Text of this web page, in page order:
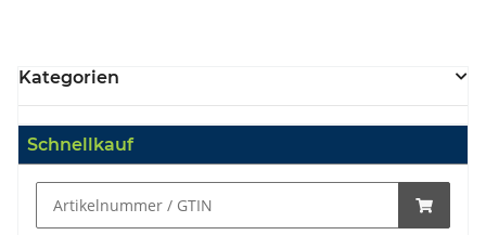
Kategorien
Schnellkauf